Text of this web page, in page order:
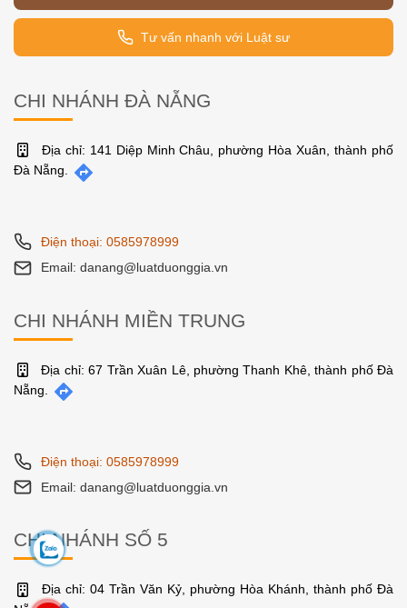
Tư vấn nhanh với Luật sư
CHI NHÁNH ĐÀ NẴNG
Địa chỉ: 141 Diệp Minh Châu, phường Hòa Xuân, thành phố
Đà Nẵng.
Điện thoại: 0585978999
Email: danang@luatduonggia.vn
CHI NHÁNH MIỀN TRUNG
Địa chỉ: 67 Trần Xuân Lê, phường Thanh Khê, thành phố Đà
Nẵng.
Điện thoại: 0585978999
Email: danang@luatduonggia.vn
CHI NHÁNH SỐ 5
Địa chỉ: 04 Trần Văn Kỷ, phường Hòa Khánh, thành phố Đà